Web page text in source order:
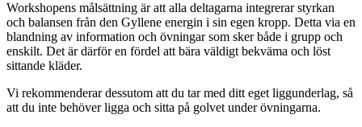
Workshopens målsättning är att alla deltagarna integrerar styrkan
och balansen från den Gyllene energin i sin egen kropp. Detta via en
blandning av information och övningar som sker både i grupp och
enskilt. Det är därför en fördel att bära väldigt bekväma och löst
sittande kläder.
Vi rekommenderar dessutom att du tar med ditt eget liggunderlag, så
att du inte behöver ligga och sitta på golvet under övningarna.